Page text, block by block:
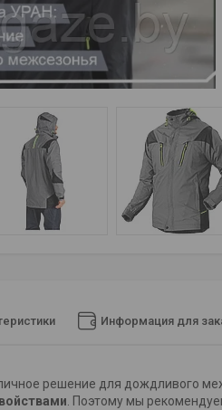
Информация для
решение для дождливого
. Поэтому мы